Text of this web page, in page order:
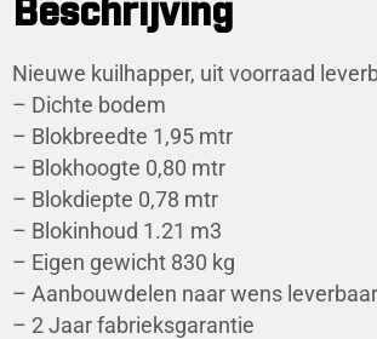
Beschrijving
Nieuwe kuilhapper, uit voorraad
– Dichte bodem
– Blokbreedte 1,95 mtr
– Blokhoogte 0,80 mtr
– Blokdiepte 0,78 mtr
– Blokinhoud 1.21 m3
– Eigen gewicht 830 kg
– Aanbouwdelen naar wens leverbaar
– 2 Jaar fabrieksgarantie